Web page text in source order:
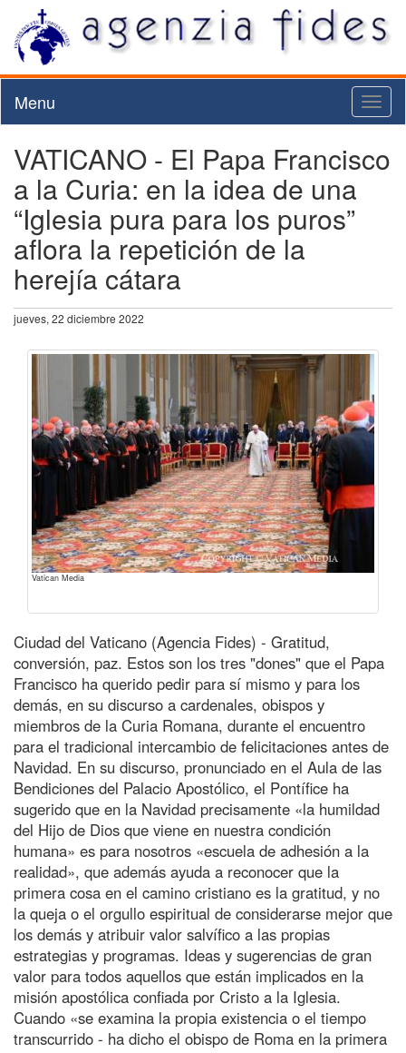
Menu
VATICANO - El Papa Francisco
a la Curia: en la idea de una
“Iglesia pura para los puros”
aflora la repetición de la
herejía cátara
jueves, 22 diciembre 2022
Vatican Media
Ciudad del Vaticano (Agencia Fides) - Gratitud,
conversión, paz. Estos son los tres "dones" que el Papa
Francisco ha querido pedir para sí mismo y para los
demás, en su discurso a cardenales, obispos y
miembros de la Curia Romana, durante el encuentro
para el tradicional intercambio de felicitaciones antes de
Navidad. En su discurso, pronunciado en el Aula de las
Bendiciones del Palacio Apostólico, el Pontífice ha
sugerido que en la Navidad precisamente «la humildad
del Hijo de Dios que viene en nuestra condición
humana» es para nosotros «escuela de adhesión a la
realidad», que además ayuda a reconocer que la
primera cosa en el camino cristiano es la gratitud, y no
la queja o el orgullo espiritual de considerarse mejor que
los demás y atribuir valor salvífico a las propias
estrategias y programas. Ideas y sugerencias de gran
valor para todos aquellos que están implicados en la
misión apostólica confiada por Cristo a la Iglesia.
Cuando «se examina la propia existencia o el tiempo
transcurrido - ha dicho el obispo de Roma en la primera